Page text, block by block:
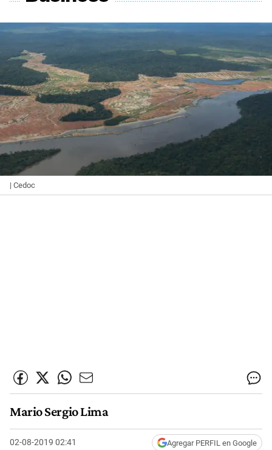
| Cedoc
Mario Sergio Lima
02-08-2019 02:41 Agregar PERFIL en Google